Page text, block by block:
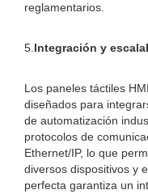
reglamentarios.
5. Integración y
Los paneles táctiles
diseñados para
de automatización
protocolos de
Ethernet/IP, lo que
diversos dispositivos y
perfecta garantiza un